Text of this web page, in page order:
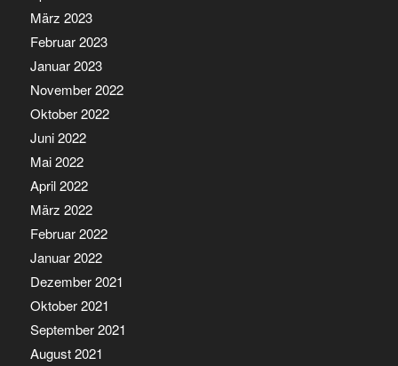
März 2023
Februar 2023
Januar 2023
November 2022
Oktober 2022
Juni 2022
Mai 2022
April 2022
März 2022
Februar 2022
Januar 2022
Dezember 2021
Oktober 2021
September 2021
August 2021